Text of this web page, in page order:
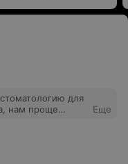
для
нам проще
как
с
Вашей
Еще